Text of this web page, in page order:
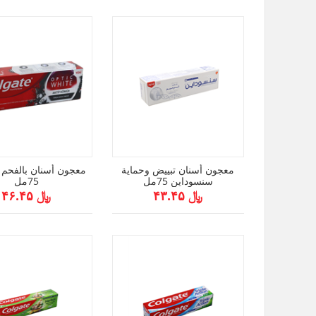
معجون أسنان
75مل
﷼ ۴۶.۴۵
معجون أسنان تبييض وحماية
سنسوداين 75مل
﷼ ۴۳.۴۵